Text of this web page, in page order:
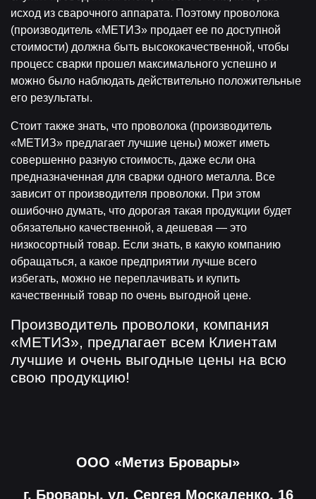
исход из сварочного аппарата. Поэтому проволока
(производитель «МЕТИЗ» продает ее по доступной
стоимости) должна быть высококачественной, чтобы
процесс сварки прошел максимального успешно и
можно было наблюдать действительно положительные
его результаты.
Стоит также знать, что проволока (производитель
«МЕТИЗ» предлагает лучшие цены) может иметь
совершенно разную стоимость, даже если она
предназначенная для сварки одного металла. Все
зависит от производителя проволоки. При этом
ошибочно думать, что дорогая такая продукции будет
обязательно качественной, а дешевая — это
низкосортный товар. Если знать, в какую компанию
обращаться, а какое предприятии лучше всего
избегать, можно не переплачивать и купить
качественный товар по очень выгодной цене.
Производитель проволоки, компания
«МЕТИЗ», предлагает всем Клиентам
лучшие и очень выгодные цены на всю
свою продукцию!
ООО «Метиз Бровары»
г. Бровары, ул. Сергея Москаленко, 16